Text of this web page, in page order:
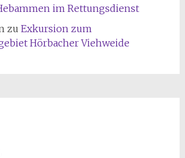
im Rettungsdienst
zu Exkursion zum
Hörbacher Viehweide